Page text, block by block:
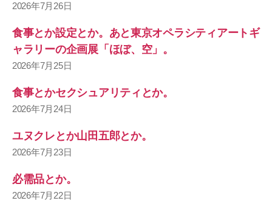
2026年7月26日
食事とか設定とか。あと東京オペラシティアートギ
ャラリーの企画展「ほぼ、空」。
2026年7月25日
食事とかセクシュアリティとか。
2026年7月24日
ユヌクレとか山田五郎とか。
2026年7月23日
必需品とか。
2026年7月22日